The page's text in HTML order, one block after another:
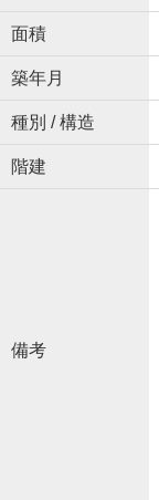
面積
築年月
種別 / 構造
階建
備考